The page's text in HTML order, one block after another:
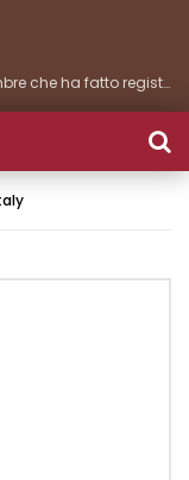
presenze